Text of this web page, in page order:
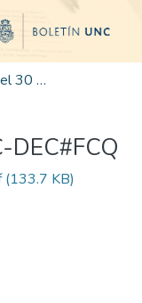
Edición 006/2025 del 30 de junio de 2025
(133.7 KB)